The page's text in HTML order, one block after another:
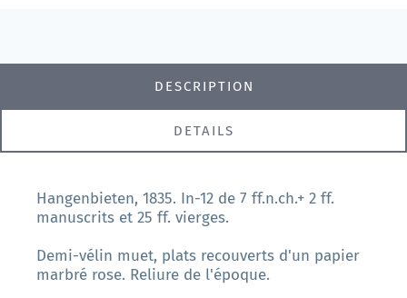
DESCRIPTION
DETAILS
Hangenbieten, 1835. In-12 de 7 ff.n.ch.+ 2 ff.
manuscrits et 25 ff. vierges.
Demi-vélin muet, plats recouverts d'un papier
marbré rose. Reliure de l'époque.